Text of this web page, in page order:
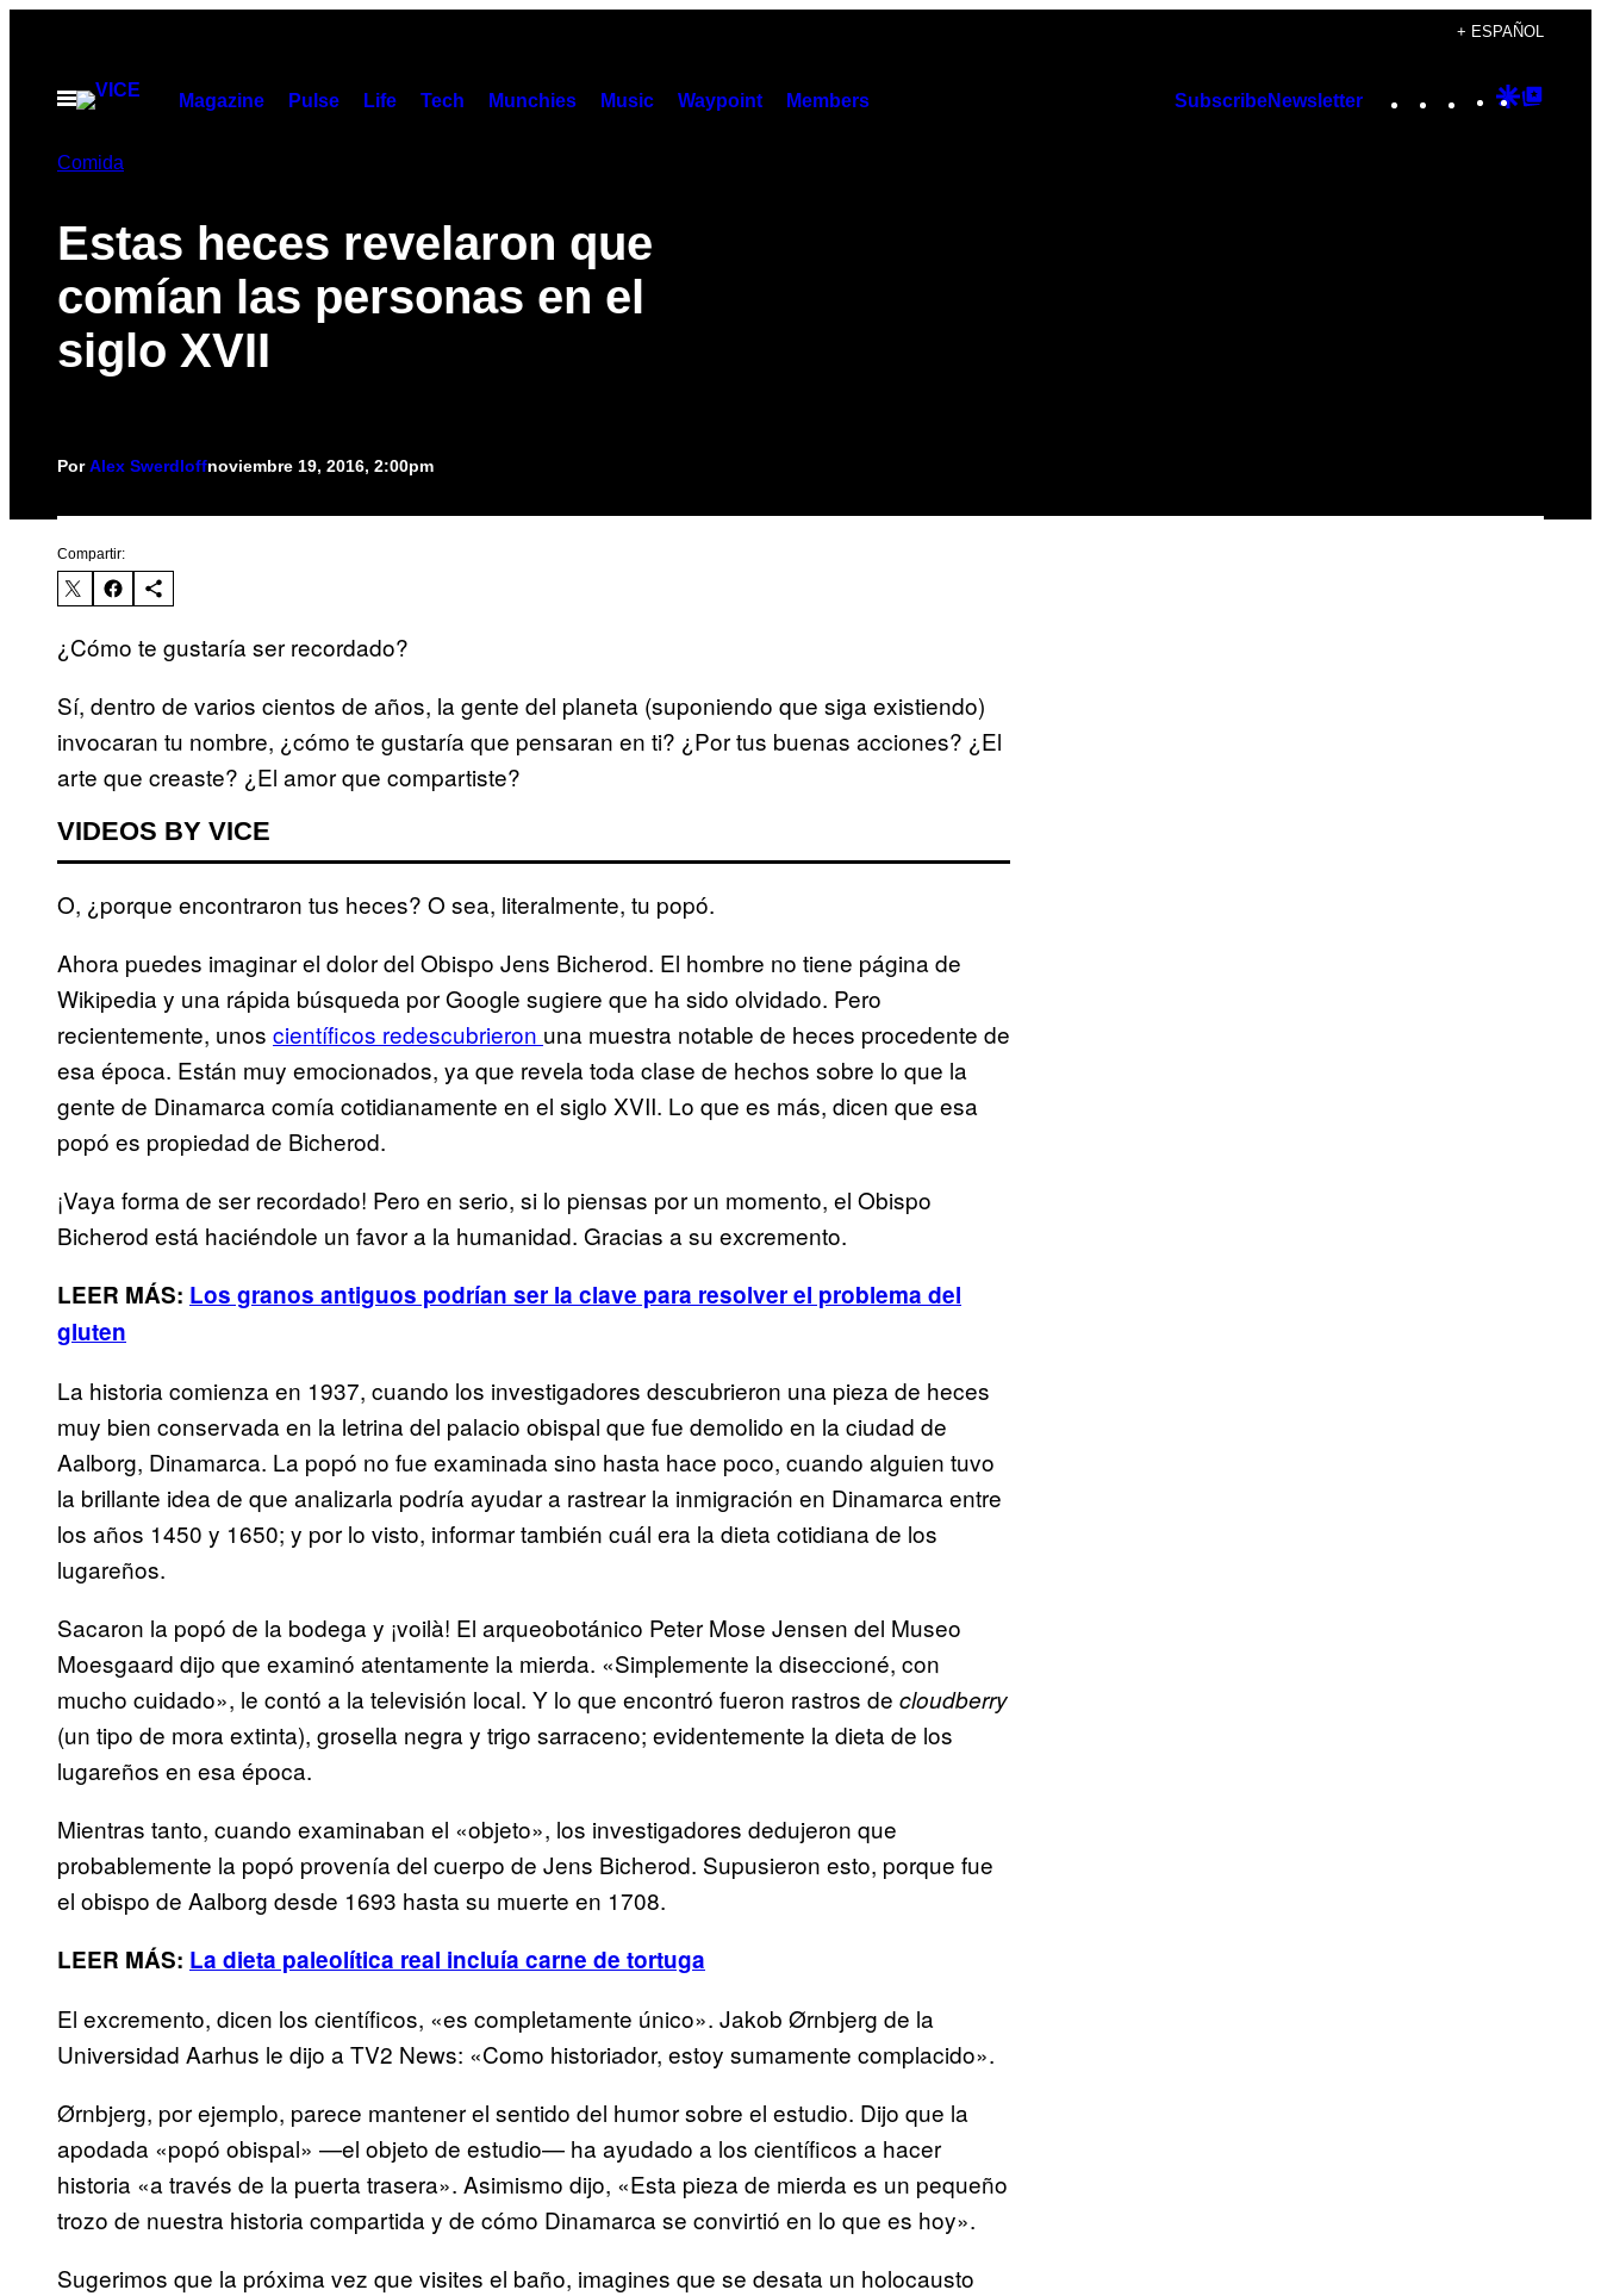
contenido
+ ESPAÑOL
Abrir
Magazine Pulse Life Tech Munchies Music Waypoint Members SubscribeNewsletter Instagram
TikTok
YouTube
Google
Comida
Estas heces revelaron que
comían las personas en el
siglo XVII
PorAlex Swerdloffnoviembre 19, 2016, 2:00pm
Compartir:
¿Cómo te gustaría ser recordado?
Sí, dentro de varios cientos de años, la gente del planeta (suponiendo que siga existiendo)
invocaran tu nombre, ¿cómo te gustaría que pensaran en ti? ¿Por tus buenas acciones? ¿El
arte que creaste? ¿El amor que compartiste?
VIDEOS BY VICE
O, ¿porque encontraron tus heces? O sea, literalmente, tu popó.
Ahora puedes imaginar el dolor del Obispo Jens Bicherod. El hombre no tiene página de
Wikipedia y una rápida búsqueda por Google sugiere que ha sido olvidado. Pero
recientemente, unos científicos redescubrieron una muestra notable de heces procedente de
esa época. Están muy emocionados, ya que revela toda clase de hechos sobre lo que la
gente de Dinamarca comía cotidianamente en el siglo XVII. Lo que es más, dicen que esa
popó es propiedad de Bicherod.
¡Vaya forma de ser recordado! Pero en serio, si lo piensas por un momento, el Obispo
Bicherod está haciéndole un favor a la humanidad. Gracias a su excremento.
LEER MÁS: Los granos antiguos podrían ser la clave para resolver el problema del
gluten
La historia comienza en 1937, cuando los investigadores descubrieron una pieza de heces
muy bien conservada en la letrina del palacio obispal que fue demolido en la ciudad de
Aalborg, Dinamarca. La popó no fue examinada sino hasta hace poco, cuando alguien tuvo
la brillante idea de que analizarla podría ayudar a rastrear la inmigración en Dinamarca entre
los años 1450 y 1650; y por lo visto, informar también cuál era la dieta cotidiana de los
lugareños.
Sacaron la popó de la bodega y ¡voilà! El arqueobotánico Peter Mose Jensen del Museo
Moesgaard dijo que examinó atentamente la mierda. «Simplemente la diseccioné, con
mucho cuidado», le contó a la televisión local. Y lo que encontró fueron rastros de cloudberry
(un tipo de mora extinta), grosella negra y trigo sarraceno; evidentemente la dieta de los
lugareños en esa época.
Mientras tanto, cuando examinaban el «objeto», los investigadores dedujeron que
probablemente la popó provenía del cuerpo de Jens Bicherod. Supusieron esto, porque fue
el obispo de Aalborg desde 1693 hasta su muerte en 1708.
LEER MÁS: La dieta paleolítica real incluía carne de tortuga
El excremento, dicen los científicos, «es completamente único». Jakob Ørnbjerg de la
Universidad Aarhus le dijo a TV2 News: «Como historiador, estoy sumamente complacido».
Ørnbjerg, por ejemplo, parece mantener el sentido del humor sobre el estudio. Dijo que la
apodada «popó obispal» —el objeto de estudio— ha ayudado a los científicos a hacer
historia «a través de la puerta trasera». Asimismo dijo, «Esta pieza de mierda es un pequeño
trozo de nuestra historia compartida y de cómo Dinamarca se convirtió en lo que es hoy».
Sugerimos que la próxima vez que visites el baño, imagines que se desata un holocausto